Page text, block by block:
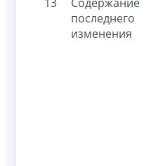
последнего
изменения